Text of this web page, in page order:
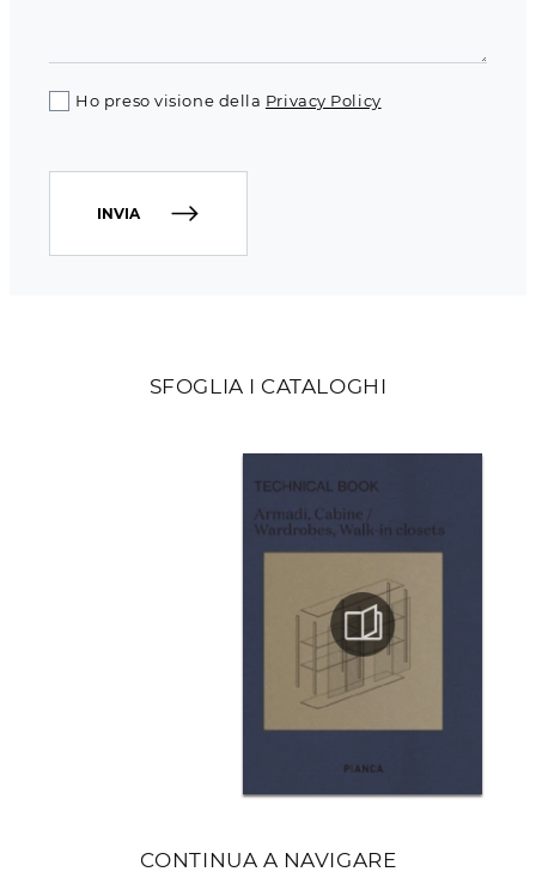
SFOGLIA I CATALOGHI
CONTINUA A NAVIGARE
Ho preso visione della Privacy Policy
INVIA